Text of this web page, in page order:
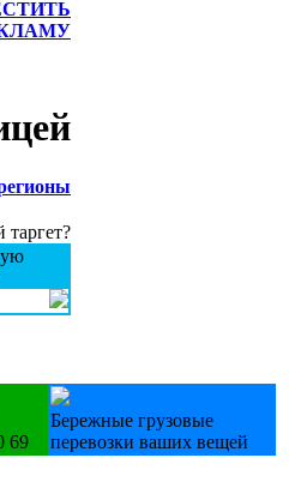
таргет?
69
Бережные грузовые
перевозки ваших вещей